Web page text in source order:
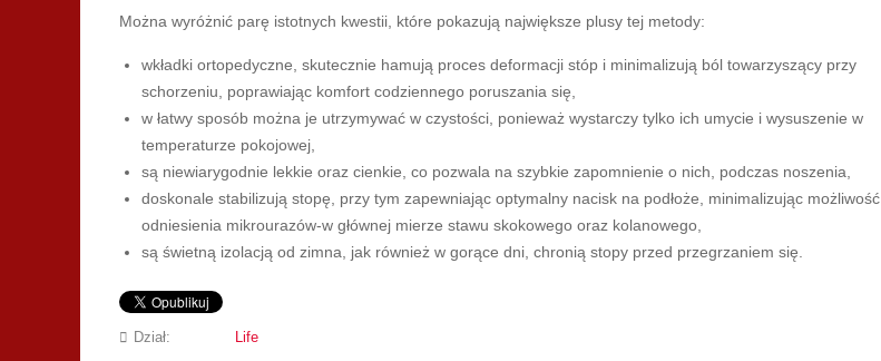
Można wyróżnić parę istotnych kwestii, które pokazują największe plusy tej metody:
wkładki ortopedyczne, skutecznie hamują proces deformacji stóp i minimalizują ból towarzyszący przy
schorzeniu, poprawiając komfort codziennego poruszania się,
w łatwy sposób można je utrzymywać w czystości, ponieważ wystarczy tylko ich umycie i wysuszenie w
temperaturze pokojowej,
są niewiarygodnie lekkie oraz cienkie, co pozwala na szybkie zapomnienie o nich, podczas noszenia,
doskonale stabilizują stopę, przy tym zapewniając optymalny nacisk na podłoże, minimalizując możliwość
odniesienia mikrourazów-w głównej mierze stawu skokowego oraz kolanowego,
są świetną izolacją od zimna, jak również w gorące dni, chronią stopy przed przegrzaniem się.
Dział: Life